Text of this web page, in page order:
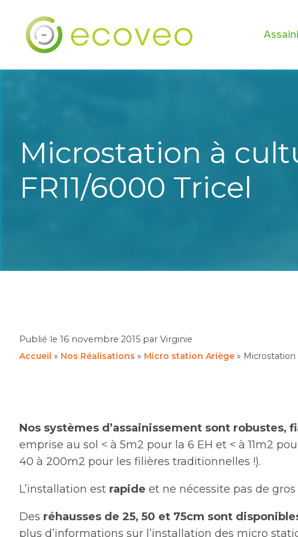
Microstation à
FR11/6000 Tricel
Publié le 16 novembre 2015 par Virginie
Accueil » Nos Réalisations » Micro station Ariège » Microstation
Nos systèmes d’assainissement sont robustes,
emprise au sol < à 5m2 pour la 6 EH et < à 11m2
40 à 200m2 pour les filières traditionnelles !).
L’installation est rapide et ne nécessite pas de
Des réhausses de 25, 50 et 75cm sont
plus d’informations sur l’installation des micro